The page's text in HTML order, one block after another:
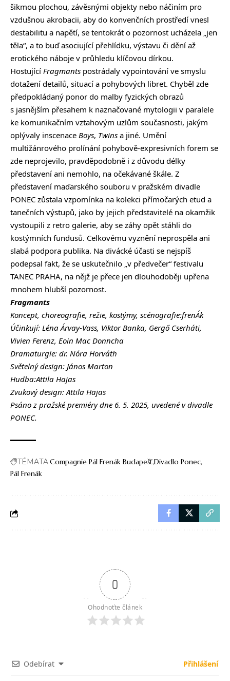
šikmou plochou, závěsnými objekty nebo náčiním pro
vzdušnou akrobacii, aby do konvenčních prostředí vnesl
destabilitu a napětí, se tentokrát o pozornost ucházela „jen
těla“, a to buď asociující přehlídku, výstavu či dění až
erotického náboje v průhledu klíčovou dírkou.
Hostující Fragmants postrádaly vypointování ve smyslu
dotažení detailů, situací a pohybových libret. Chyběl zde
předpokládaný ponor do malby fyzických obrazů
s jasnějším přesahem k naznačované mytologii v paralele
ke komunikačním vztahovým uzlům současnosti, jakým
oplývaly inscenace Boys, Twins a jiné. Umění
multižánrového prolínání pohybově-expresivních forem se
zde neprojevilo, pravděpodobně i z důvodu délky
představení ani nemohlo, na očekávané škále. Z
představení maďarského souboru v pražském divadle
PONEC zůstala vzpomínka na kolekci přímočarých etud a
tanečních výstupů, jako by jejich představitelé na okamžik
vystoupili z retro galerie, aby se záhy opět stáhli do
kostýmních fundusů. Celkovému vyznění neprospěla ani
slabá podpora publika. Na divácké účasti se nejspíš
podepsal fakt, že se uskutečnilo „v předvečer“ festivalu
TANEC PRAHA, na nějž je přece jen dlouhodoběji upřena
mnohem hlubší pozornost.
Fragmants
Koncept, choreografie, režie, kostýmy, scénografie:frenÁk
Účinkují: Léna Árvay-Vass, Viktor Banka, Gergő Cserháti,
Vivien Ferenz, Eoin Mac Donncha
Dramaturgie: dr. Nóra Horváth
Světelný design: János Marton
Hudba:Attila Hajas
Zvukový design: Attila Hajas
Psáno z pražské premiéry dne 6. 5. 2025, uvedené v divadle
PONEC.
TÉMATACompagnie Pál Frenák BudapešťDivadlo Ponec
Pál Frenák
0
Ohodnoťte článek
Odebírat Přihlášení